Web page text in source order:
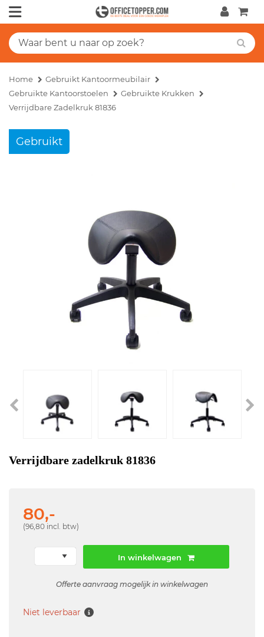
Home
Gebruikt Kantoormeubilair
Gebruikte Kantoorstoelen
Gebruikte Krukken
Verrijdbare Zadelkruk 81836
Gebruikt
Verrijdbare zadelkruk 81836
80,-
(96,80 incl. btw)
In winkelwagen
Offerte aanvraag mogelijk in winkelwagen
Niet leverbaar